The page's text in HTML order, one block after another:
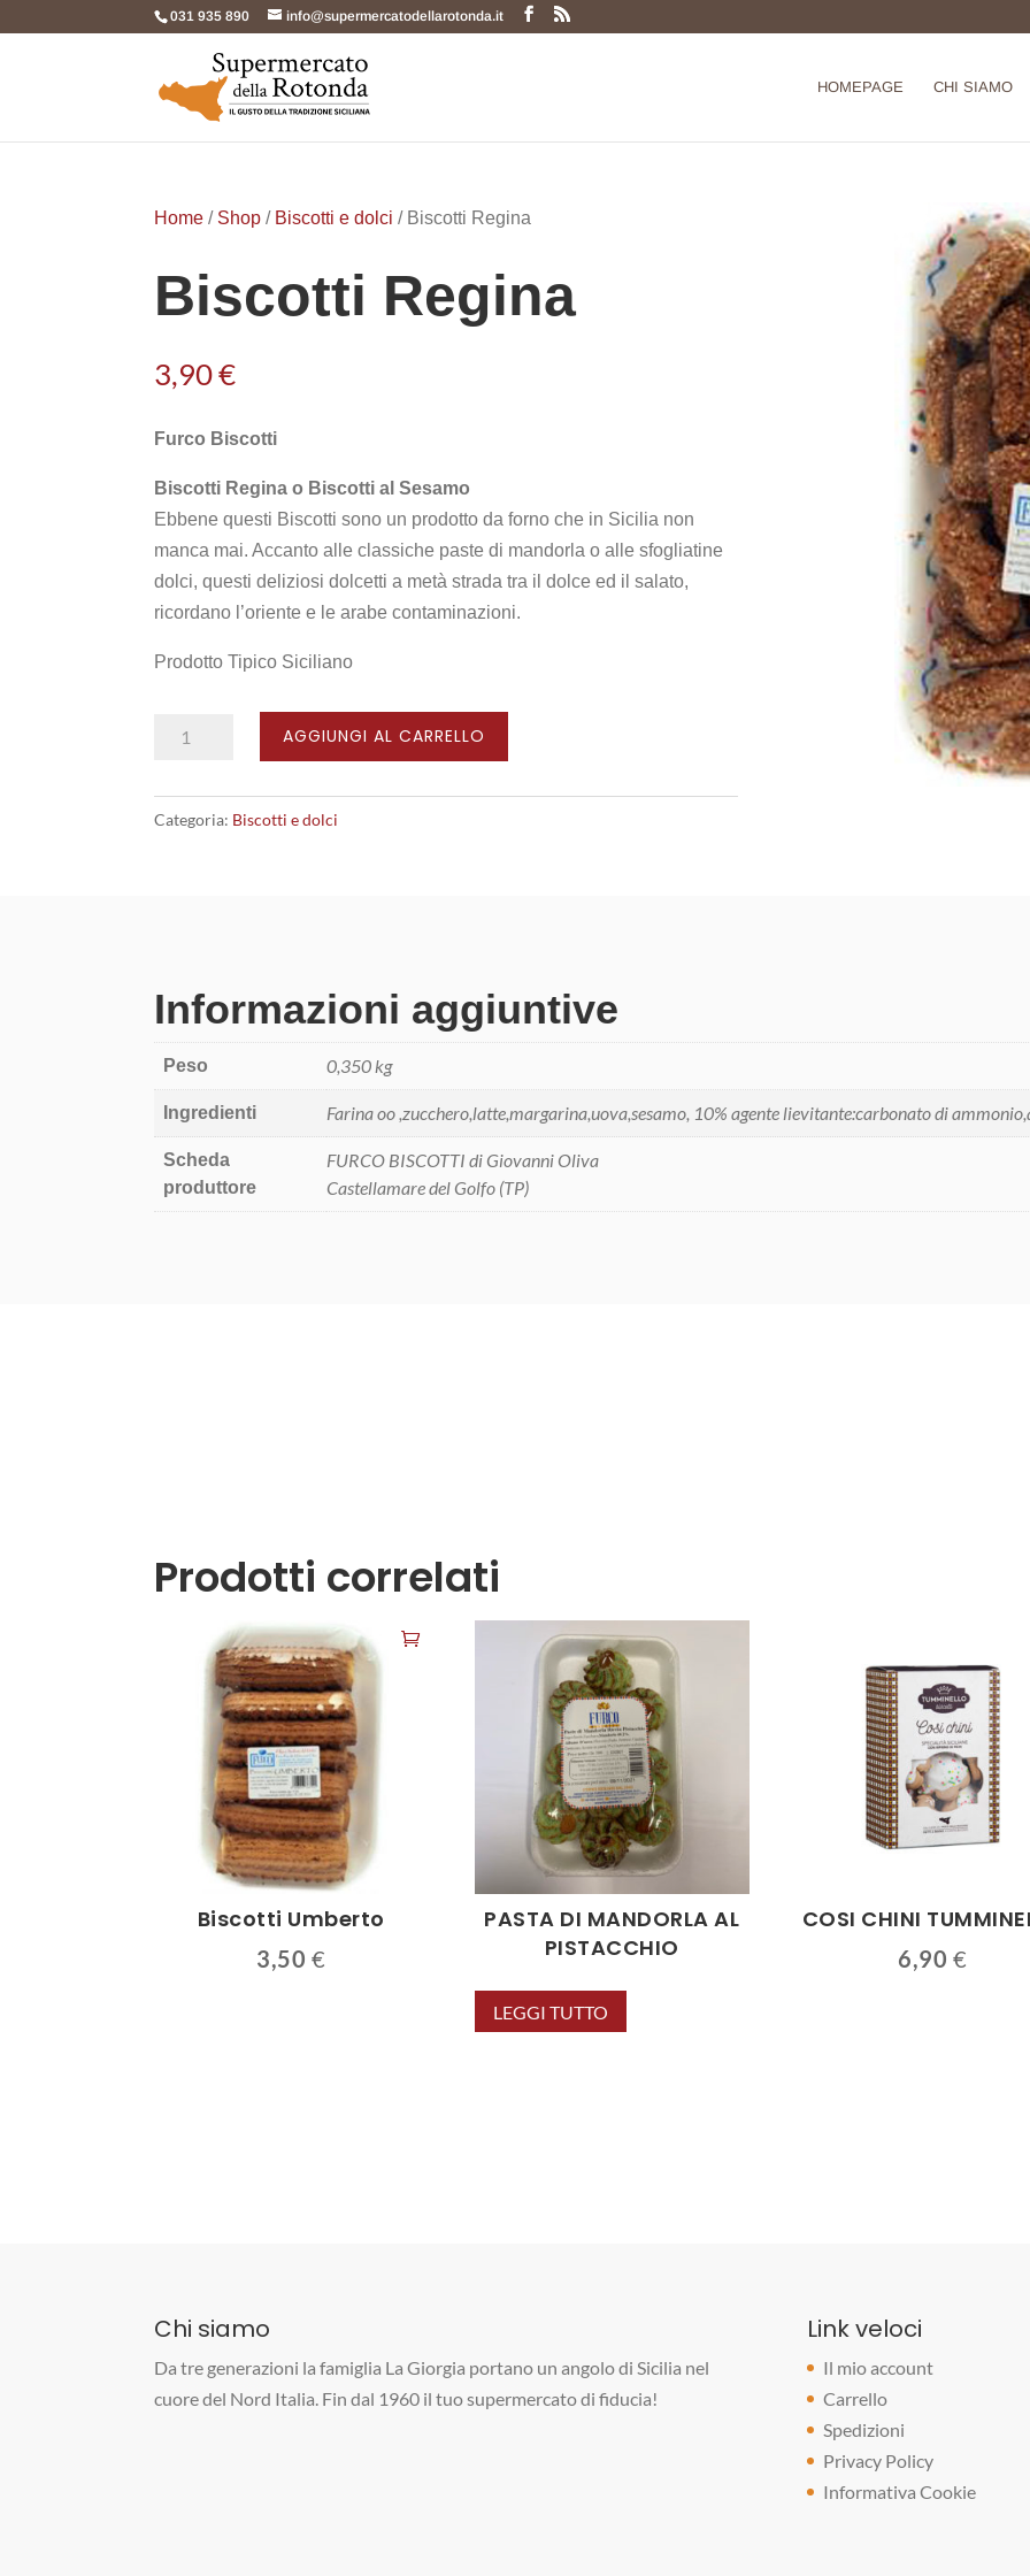
031 935 890 info@supermercatodellarotonda.it
HOMEPAGE CHI SIAMO
Home / Shop / Biscotti e dolci / Biscotti Regina
Biscotti Regina
3,90€
Furco Biscotti
Biscotti Regina o Biscotti al Sesamo
Ebbene questi Biscotti sono un prodotto da forno che in Sicilia non
manca mai. Accanto alle classiche paste di mandorla o alle sfogliatine
dolci, questi deliziosi dolcetti a metà strada tra il dolce ed il salato,
ricordano l’oriente e le arabe contaminazioni.
Prodotto Tipico Siciliano
Biscotti
AGGIUNGI AL CARRELLO
Categoria: Biscotti e dolci
Informazioni aggiuntive
Peso 0,350 kg
Ingredienti Farina oo ,zucchero,latte,margarina,uova,sesamo, 10% agente lievitante:carbonato di
Scheda
produttore
FURCO BISCOTTI di Giovanni Oliva
Castellamare del Golfo (TP)
Prodotti correlati
Biscotti Umberto
3,50 €
PASTA DI MANDORLA AL
PISTACCHIO
LEGGI TUTTO
COSI CHINI
6,90 €
Chi siamo
Da tre generazioni la famiglia La Giorgia portano un angolo di Sicilia nel
cuore del Nord Italia. Fin dal 1960 il tuo supermercato di fiducia!
Link veloci
Il mio account
Carrello
Spedizioni
Privacy Policy
Informativa Cookie